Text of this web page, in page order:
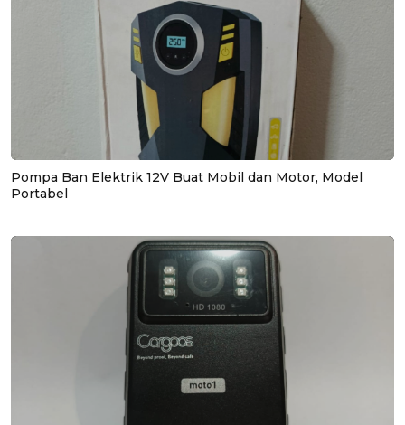
Pompa Ban Elektrik 12V Buat Mobil dan Motor, Model
Portabel